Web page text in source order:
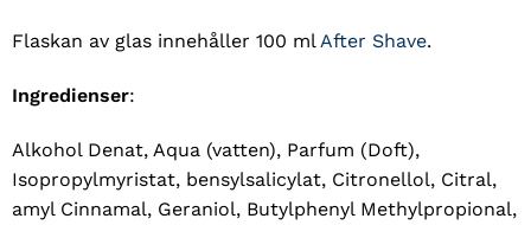
Flaskan av glas innehåller 100 mlAfter Shave.
Ingredienser:
Alkohol Denat, Aqua (vatten), Parfum (Doft),
Isopropylmyristat, bensylsalicylat, Citronellol, Citral,
amyl Cinnamal, Geraniol, Butylphenyl Methylpropional,